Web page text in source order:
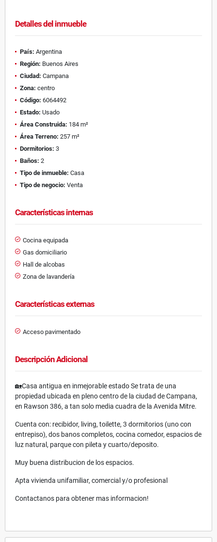
Detalles del inmueble
País: Argentina
Región: Buenos Aires
Ciudad: Campana
Zona: centro
Código: 6064492
Estado: Usado
Área Construida: 184 m²
Área Terreno: 257 m²
Dormitorios: 3
Baños: 2
Tipo de inmueble: Casa
Tipo de negocio: Venta
Características internas
Cocina equipada
Gas domiciliario
Hall de alcobas
Zona de lavandería
Características externas
Acceso pavimentado
Descripción Adicional
🏡Casa antigua en inmejorable estado Se trata de una
propiedad ubicada en pleno centro de la ciudad de Campana,
en Rawson 386, a tan solo media cuadra de la Avenida Mitre.
Cuenta con: recibidor, living, toilette, 3 dormitorios (uno con
entrepiso), dos banos completos, cocina comedor, espacios de
luz natural, parque con pileta y cuarto/deposito.
Muy buena distribucion de los espacios.
Apta vivienda unifamiliar, comercial y/o profesional
Contactanos para obtener mas informacion!